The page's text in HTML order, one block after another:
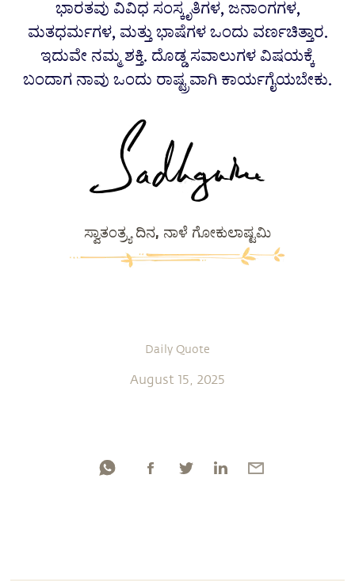
ಭಾರತವು ವಿವಿಧ ಸಂಸ್ಕೃತಿಗಳ, ಜನಾಂಗಗಳ,
ಮತಧರ್ಮಗಳ, ಮತ್ತು ಭಾಷೆಗಳ ಒಂದು ವರ್ಣಚಿತ್ತಾರ.
ಇದುವೇ ನಮ್ಮ ಶಕ್ತಿ. ದೊಡ್ಡ ಸವಾಲುಗಳ ವಿಷಯಕ್ಕೆ
ಬಂದಾಗ ನಾವು ಒಂದು ರಾಷ್ಟ್ರವಾಗಿ ಕಾರ್ಯಗೈಯಬೇಕು.
ಸ್ವಾತಂತ್ರ್ಯ ದಿನ, ನಾಳೆ ಗೋಕುಲಾಷ್ಟಮಿ
Daily Quote
August 15, 2025